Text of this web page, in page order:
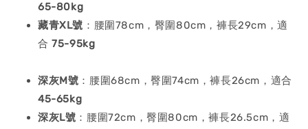
65-80kg
藏青XL號 ：腰圍78cm，臀圍80cm，褲長29cm，適
合75-95kg
深灰M號 ：腰圍68cm，臀圍74cm，褲長26cm，適合
45-65kg
深灰L號 ：腰圍72cm，臀圍80cm，褲長26.5cm，適